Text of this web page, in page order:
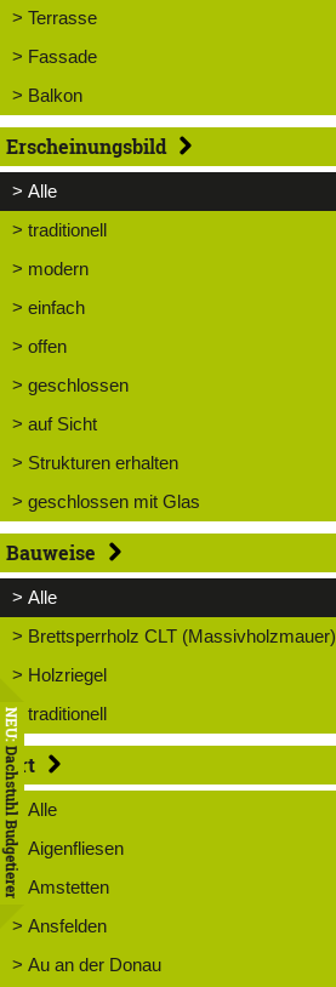
> Terrasse
> Fassade
> Balkon
Erscheinungsbild
> Alle
> traditionell
> modern
> einfach
> offen
> geschlossen
> auf Sicht
> Strukturen erhalten
> geschlossen mit Glas
Bauweise
> Alle
> Brettsperrholz CLT (Massivholzmauer)
> Holzriegel
> traditionell
Ort
> Alle
> Aigenfliesen
> Amstetten
> Ansfelden
> Au an der Donau
NEU:
Dachstuhl Budgetierer